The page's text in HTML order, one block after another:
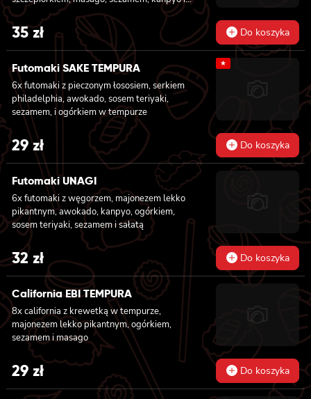
sałatą
35zł Do koszyka
Futomaki SAKE TEMPURA
6x futomaki z pieczonym łososiem, serkiem
philadelphia, awokado, sosem teriyaki,
sezamem, i ogórkiem w tempurze
★
29zł Do koszyka
Futomaki UNAGI
6x futomaki z węgorzem, majonezem lekko
pikantnym, awokado, kanpyo, ogórkiem,
sosem teriyaki, sezamem i sałatą
32zł Do koszyka
California EBI TEMPURA
8x california z krewetką w tempurze,
majonezem lekko pikantnym, ogórkiem,
sezamem i masago
29 zł Do koszyka